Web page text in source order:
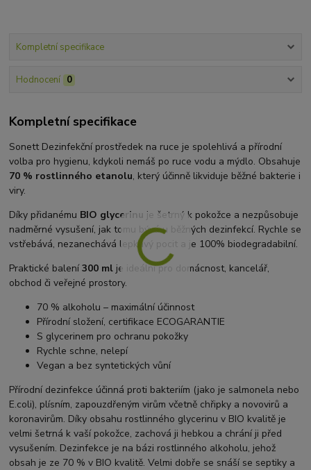
Kompletní specifikace
Hodnocení 0
Kompletní specifikace
Sonett Dezinfekční prostředek na ruce je spolehlivá a přírodní
volba pro hygienu, kdykoli nemáš po ruce vodu a mýdlo. Obsahuje
70 % rostlinného etanolu, který účinně likviduje běžné bakterie i
viry.
Díky přidanému BIO glycerinu
je šetrný k pokožce a nezpůsobuje
nadměrné vysušení, jak tomu bývá u běžných dezinfekcí. Rychle se
vstřebává, nezanechává lepkavý pocit a je 100% biodegradabilní.
Praktické balení300 ml je ideální pro domácnost, kancelář,
obchod či veřejné prostory.
70 % alkoholu – maximální účinnost
Přírodní složení, certifikace ECOGARANTIE
S glycerinem pro ochranu pokožky
Rychle schne, nelepí
Vegan a bez syntetických vůní
Přírodní dezinfekce účinná proti bakteriím (jako je salmonela nebo
E.coli), plísním, zapouzdřeným virům včetně chřipky a novovirů a
koronavirům. Díky obsahu rostlinného glycerinu v BIO kvalitě je
velmi šetrná k vaší pokožce, zachová ji hebkou a chrání ji před
vysušením. Dezinfekce je na bázi rostlinného alkoholu, jehož
obsah je ze 70 % v BIO kvalitě. Velmi dobře se snáší se septiky a